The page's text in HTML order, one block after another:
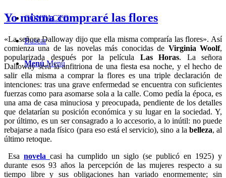
CONTACTO
Buscar
Menú Menú
Yo misma compraré las flores
«La señora Dalloway dijo que ella misma compraría las flores». Así
comienza una de las novelas más conocidas de Virginia Woolf,
popularizada después por la película Las Horas. La señora
Dalloway será la anfitriona de una fiesta esa noche, y el hecho de
salir ella misma a comprar la flores es una triple declaración de
intenciones: tras una grave enfermedad se encuentra con suficientes
fuerzas como para asomarse sola a la calle. Como pedía la época, es
una ama de casa minuciosa y preocupada, pendiente de los detalles
que delatarían su posición económica y su lugar en la sociedad. Y,
por último, es un ser consagrado a lo accesorio, a lo inútil: no puede
rebajarse a nada físico (para eso está el servicio), sino a la belleza, al
último retoque.
Esa novela casi ha cumplido un siglo (se publicó en 1925) y
durante esos 93 años la percepción de las mujeres respecto a su
tiempo libre y sus obligaciones han variado enormemente; sin